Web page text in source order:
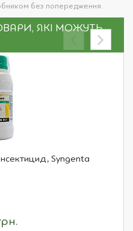
без попередження.
ЯКІ МОЖУТЬ
Syngenta